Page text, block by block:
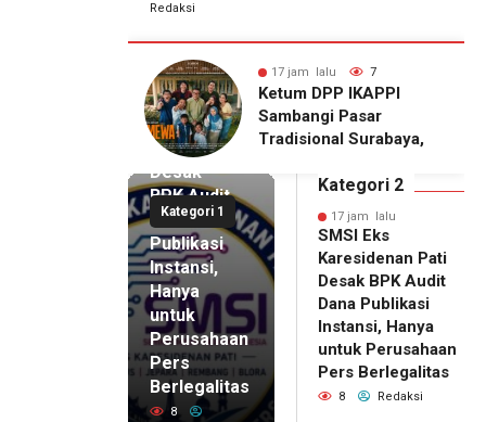
Redaksi
17 jam lalu 11
Wakili Danrem, Kasrem
072/Pamungkas Hadiri
Pembukaan Government
Expo 2026 di JEC
Kategori 1
17 jam lalu
SMSI Eks
Karesidenan
Pati
Desak
BPK Audit
Dana
Publikasi
Instansi,
Hanya
untuk
Perusahaan
Pers
Berlegalitas
8
17 jam lalu
Ketum
DPP
Kategori 2
17 jam lalu
SMSI Eks
Karesidenan Pati
Desak BPK Audit
Dana Publikasi
Instansi, Hanya
untuk Perusahaan
Pers Berlegalitas
8 Redaksi